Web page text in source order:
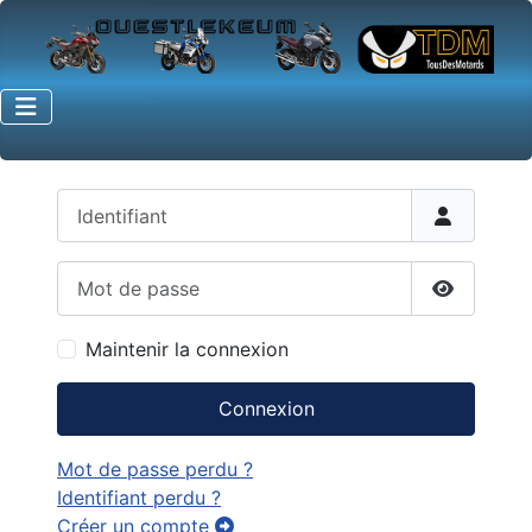
Afficher
Maintenir la connexion
Connexion
Mot de passe perdu ?
Identifiant perdu ?
Créer un compte